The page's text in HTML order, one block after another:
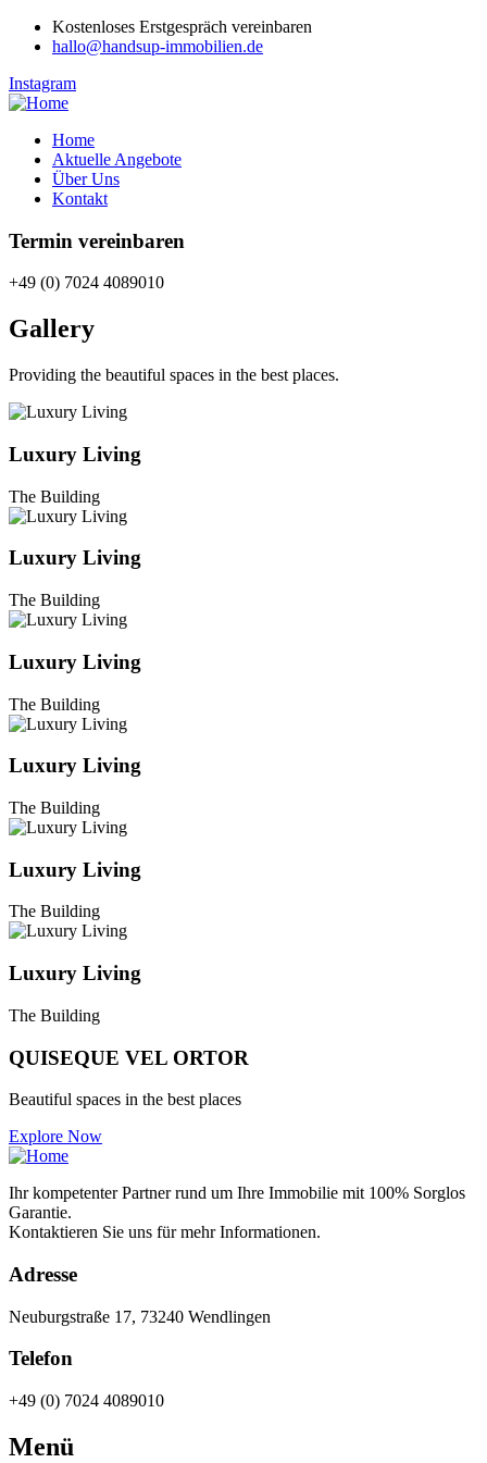
Kostenloses Erstgespräch vereinbaren
hallo@handsup-immobilien.de
Instagram
Home
Aktuelle Angebote
Über Uns
Kontakt
Termin vereinbaren
+49 (0) 7024 4089010
Gallery
Providing the beautiful spaces in the best places.
Luxury Living
The Building
Luxury Living
The Building
Luxury Living
The Building
Luxury Living
The Building
Luxury Living
The Building
Luxury Living
The Building
QUISEQUE VEL ORTOR
Beautiful spaces in the best places
Explore Now
Ihr kompetenter Partner rund um Ihre Immobilie mit 100% Sorglos
Garantie.
Kontaktieren Sie uns für mehr Informationen.
Adresse
Neuburgstraße 17, 73240 Wendlingen
Telefon
+49 (0) 7024 4089010
Menü